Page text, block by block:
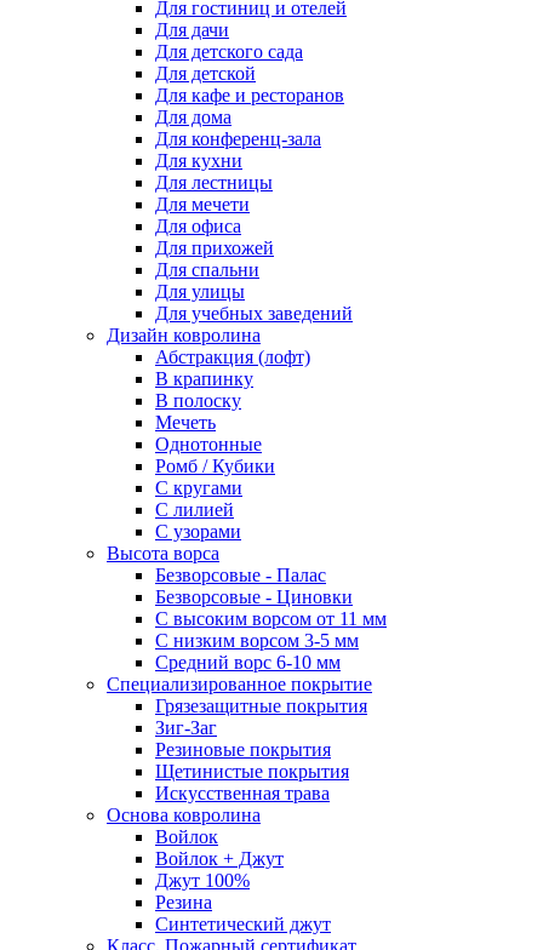
Для гостиниц и отелей
Для дачи
Для детского сада
Для детской
Для кафе и ресторанов
Для дома
Для конференц-зала
Для кухни
Для лестницы
Для мечети
Для офиса
Для прихожей
Для спальни
Для улицы
Для учебных заведений
Дизайн ковролина
Абстракция (лофт)
В крапинку
В полоску
Мечеть
Однотонные
Ромб / Кубики
С кругами
С лилией
С узорами
Высота ворса
Безворсовые - Палас
Безворсовые - Циновки
С высоким ворсом от 11 мм
С низким ворсом 3-5 мм
Средний ворс 6-10 мм
Специализированное покрытие
Грязезащитные покрытия
Зиг-Заг
Резиновые покрытия
Щетинистые покрытия
Искусственная трава
Основа ковролина
Войлок
Войлок + Джут
Джут 100%
Резина
Синтетический джут
Класс, Пожарный сертификат